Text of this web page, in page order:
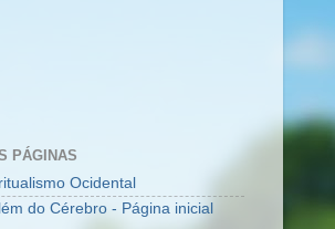
PÁGINAS
Ocidental
do Cérebro - Página inicial